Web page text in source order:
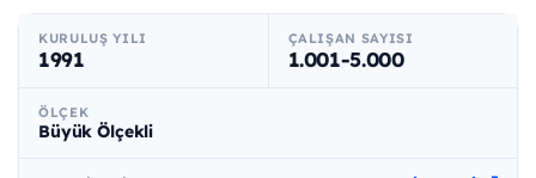
KURULUŞ YILI
1991
ÇALIŞAN SAYISI
1.001-5.000
ÖLÇEK
Büyük Ölçekli